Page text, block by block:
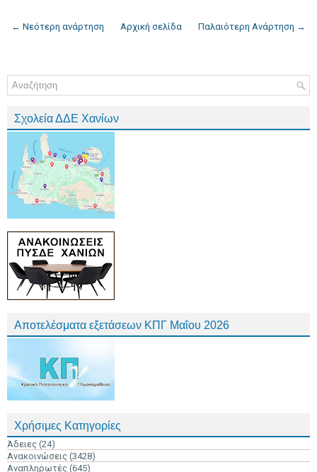
← Νεότερη ανάρτηση Παλαιότερη Ανάρτηση →
Αρχική σελίδα
Σχολεία ΔΔΕ Χανίων
Αποτελέσματα εξετάσεων ΚΠΓ Μαΐου 2026
Χρήσιμες Κατηγορίες
Άδειες (24)
Ανακοινώσεις (3428)
Αναπληρωτές (645)